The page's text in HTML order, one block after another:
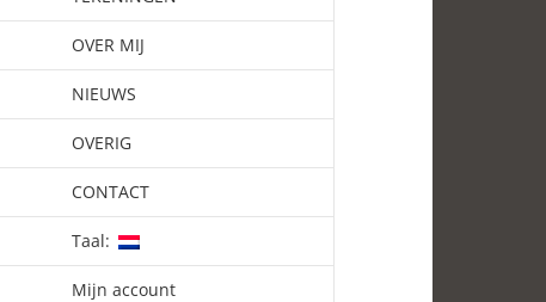
OVER MIJ
NIEUWS
OVERIG
CONTACT
Taal:
Mijn account